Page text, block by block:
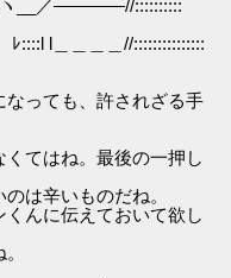
――――//::::::::::
＿//:::::::::::::::
っても、許されざる手
てはね。最後の一押し
は辛いものだね。
んに伝えておいて欲し